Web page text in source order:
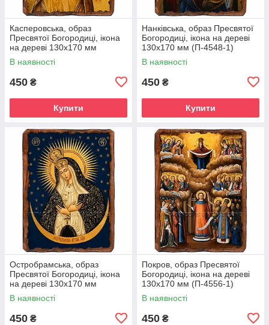
Касперовська, образ
Пресвятої Богородиці, ікона
на дереві 130х170 мм
(П-4543-1)
В наявності
450 ₴
Купити
Нанківська, образ Пресвятої
Богородиці, ікона на дереві
130х170 мм (П-4548-1)
В наявності
450 ₴
Купити
Остробрамська, образ
Пресвятої Богородиці, ікона
на дереві 130х170 мм
(П-4552-1)
В наявності
450 ₴
Покров, образ Пресвятої
Богородиці, ікона на дереві
130х170 мм (П-4556-1)
В наявності
450 ₴